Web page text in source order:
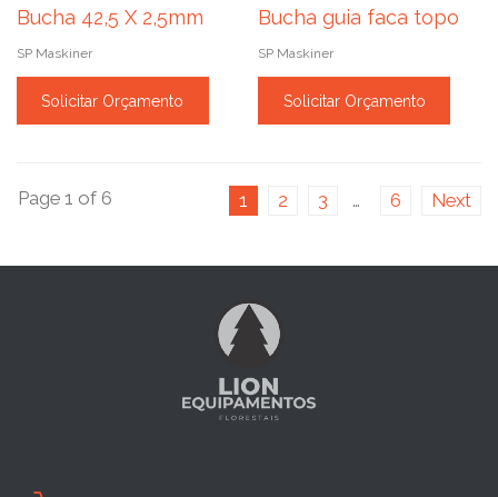
Bucha 42,5 X 2,5mm
SP Maskiner
Solicitar Orçamento
Bucha guia faca topo
SP Maskiner
Solicitar Orçamento
Page 1 of 6 1 2 3 … 6 Next